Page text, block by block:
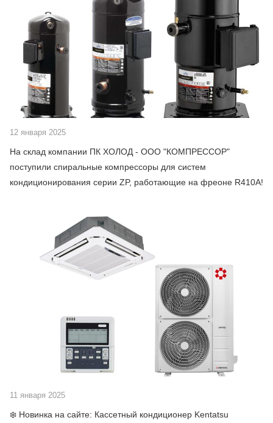
12 января 2025
На склад компании ПК ХОЛОД - ООО "КОМПРЕССОР"
поступили спиральные компрессоры для систем
кондиционирования серии ZP, работающие на фреоне R410A!
11 января 2025
❄️ Новинка на сайте: Кассетный кондиционер Kentatsu